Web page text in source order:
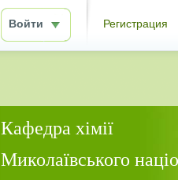
Войти Регистрация
Кафедра хімії
Миколаївського